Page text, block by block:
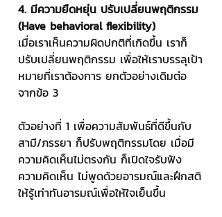
4. มีความยืดหยุ่น ปรับเปลี่ยนพฤติกรรม
(Have behavioral flexibility)
เมื่อเราเห็นความผิดปกติที่เกิดขึ้น เราก็
ปรับเปลี่ยนพฤติกรรม เพื่อให้เราบรรลุเป้า
หมายที่เราต้องการ ยกตัวอย่างเดิมต่อ
จากข้อ 3
ตัวอย่างที่ 1 เพื่อความสัมพันธ์ที่ดีขึ้นกับ
สามี/ภรรยา ก็ปรับพฤติกรรมโดย เมื่อมี
ความคิดเห็นไม่ตรงกัน ก็เปิดใจรับฟัง
ความคิดเห็น ไม่พูดด้วยอารมณ์และฝึกสติ
ให้รู้เท่าทันอารมณ์เพื่อให้ใจเย็นขึ้น